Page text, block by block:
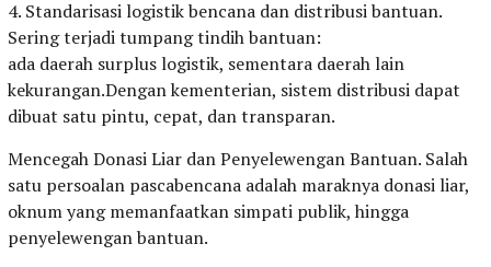
4. Standarisasi logistik bencana dan distribusi bantuan.
Sering terjadi tumpang tindih bantuan:
ada daerah surplus logistik, sementara daerah lain
kekurangan.Dengan kementerian, sistem distribusi dapat
dibuat satu pintu, cepat, dan transparan.
Mencegah Donasi Liar dan Penyelewengan Bantuan. Salah
satu persoalan pascabencana adalah maraknya donasi liar,
oknum yang memanfaatkan simpati publik, hingga
penyelewengan bantuan.